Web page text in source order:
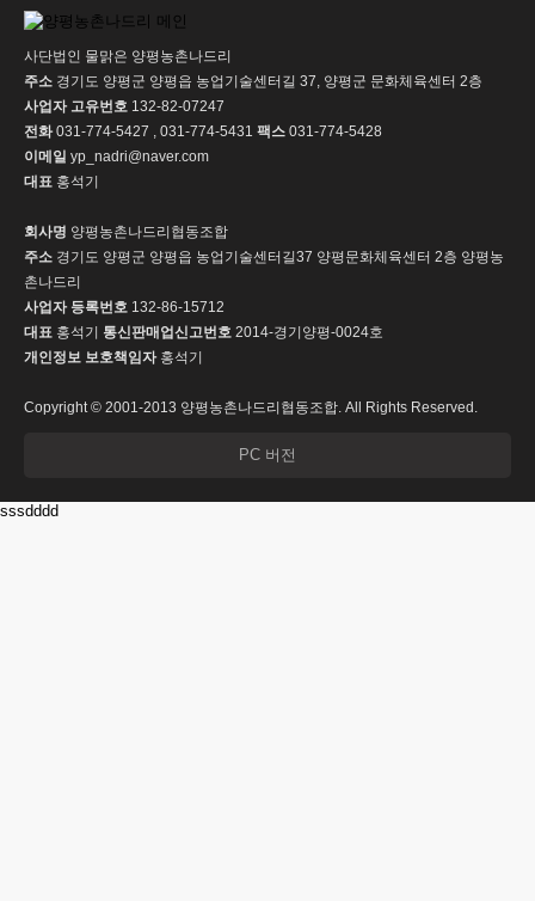
사단법인 물맑은 양평농촌나드리
주소 경기도 양평군 양평읍 농업기술센터길 37, 양평군 문화체육센터 2층
사업자 고유번호 132-82-07247
전화031-774-5427 , 031-774-5431 팩스 031-774-5428
이메일 yp_nadri@naver.com
대표 홍석기
회사명 양평농촌나드리협동조합
주소 경기도 양평군 양평읍 농업기술센터길37 양평문화체육센터 2층 양평농
촌나드리
사업자 등록번호 132-86-15712
대표 홍석기 통신판매업신고번호 2014-경기양평-0024호
개인정보 보호책임자홍석기
Copyright © 2001-2013 양평농촌나드리협동조합. All Rights Reserved.
PC 버전
sssdddd